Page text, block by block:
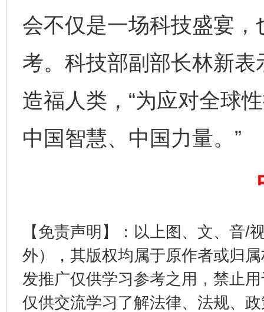
会不仅是一场科技盛宴
考。科技部副部长林新
造福人类，“为应对全球
中国智慧、中国力量。”
【免责声明】：以上图、文、音/
外），其版权均属于原作者或归
发推广仅供学习参考之用，禁止
仅供交流学习了解法律、法规、
揭开“小金库”的免责幌子
受贿1.44亿！段成刚被判无期 从幼